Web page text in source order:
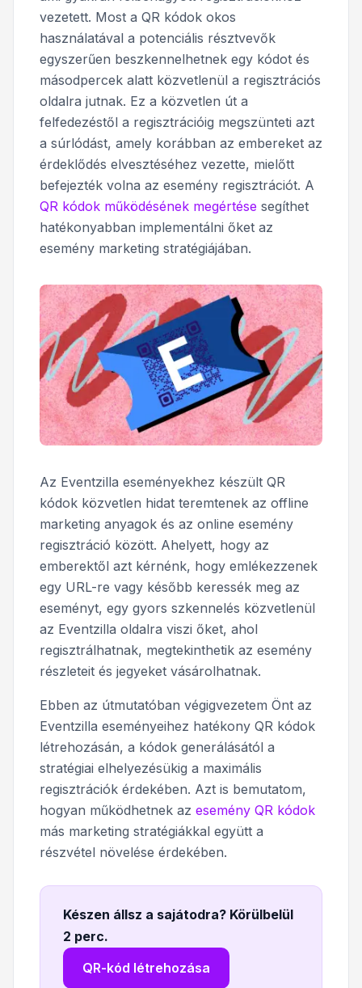
vezetett. Most a QR kódok okos
használatával a potenciális résztvevők
egyszerűen beszkennelhetnek egy kódot és
másodpercek alatt közvetlenül a regisztrációs
oldalra jutnak. Ez a közvetlen út a
felfedezéstől a regisztrációig megszünteti azt
a súrlódást, amely korábban az embereket az
érdeklődés elvesztéséhez vezette, mielőtt
befejezték volna az esemény regisztrációt. A
QR kódok működésének megértése segíthet
hatékonyabban implementálni őket az
esemény marketing stratégiájában.
Az Eventzilla eseményekhez készült QR
kódok közvetlen hidat teremtenek az offline
marketing anyagok és az online esemény
regisztráció között. Ahelyett, hogy az
emberektől azt kérnénk, hogy emlékezzenek
egy URL-re vagy később keressék meg az
eseményt, egy gyors szkennelés közvetlenül
az Eventzilla oldalra viszi őket, ahol
regisztrálhatnak, megtekinthetik az esemény
részleteit és jegyeket vásárolhatnak.
Ebben az útmutatóban végigvezetem Önt az
Eventzilla eseményeihez hatékony QR kódok
létrehozásán, a kódok generálásától a
stratégiai elhelyezésükig a maximális
regisztrációk érdekében. Azt is bemutatom,
hogyan működhetnek az esemény QR kódok
más marketing stratégiákkal együtt a
részvétel növelése érdekében.
Készen állsz a sajátodra? Körülbelül
2 perc.
QR-kód létrehozása